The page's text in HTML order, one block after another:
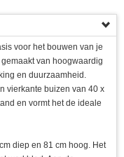
voor het bouwen van je
van hoogwaardig
en duurzaamheid.
vierkante buizen van 40 x
en vormt het de ideale
diep en 81 cm hoog. Het